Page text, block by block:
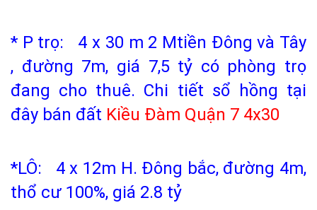
* P trọ: 4 x 30 m 2 Mtiền Đông và Tây
, đường 7m, giá 7,5 tỷ có phòng trọ
đang cho thuê. Chi tiết sổ hồng tại
đây bán đất Kiều Đàm Quận 7 4x30
*LÔ: 4 x 12m H. Đông bắc, đường 4m,
thổ cư 100%, giá 2.8 tỷ